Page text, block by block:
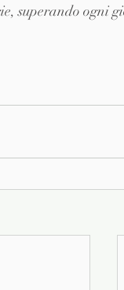
superando ogni